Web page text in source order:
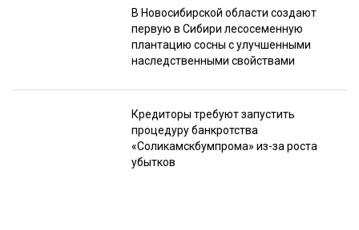
В Новосибирской области создают
первую в Сибири лесосеменную
плантацию сосны с улучшенными
наследственными свойствами
Кредиторы требуют запустить
процедуру банкротства
«Соликамскбумпрома» из-за роста
убытков